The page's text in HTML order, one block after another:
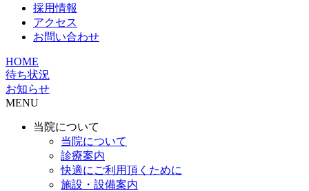
採用情報
アクセス
お問い合わせ
HOME
待ち状況
お知らせ
MENU
当院について
当院について
診療案内
快適にご利用頂くために
施設・設備案内